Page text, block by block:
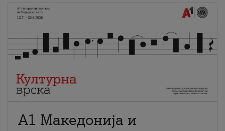
А1 Македонија и